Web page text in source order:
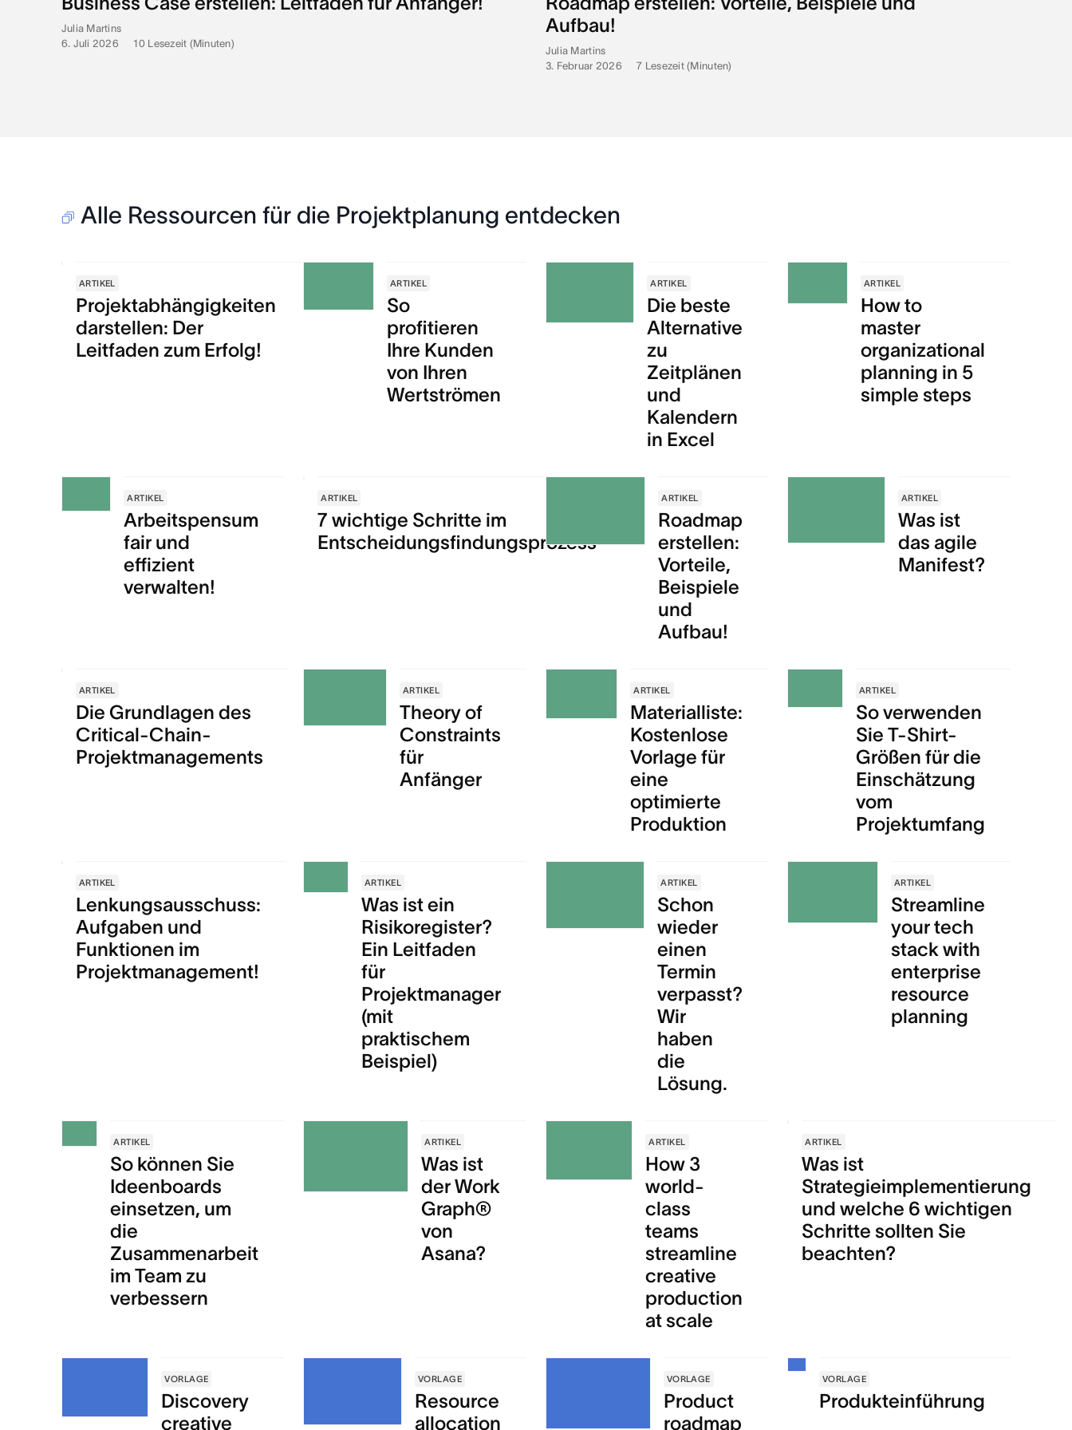
Julia Martins
6. Juli 2026
10 Lesezeit (Minuten)
Aufbau!
Julia Martins
3. Februar 2026
7 Lesezeit (Minuten)
Alle Ressourcen für die Projektplanung entdecken
ARTIKEL
Projektabhängigkeiten
darstellen: Der
Leitfaden zum Erfolg!
ARTIKEL
So
profitieren
Ihre Kunden
von Ihren
Wertströmen
ARTIKEL
Die beste
Alternative
zu
Zeitplänen
und
Kalendern
in Excel
ARTIKEL
How to
master
organizational
planning in 5
simple steps
ARTIKEL
Arbeitspensum
fair und
effizient
verwalten!
ARTIKEL
7 wichtige Schritte im
Entscheidungsfindungsprozess
ARTIKEL
Roadmap
erstellen:
Vorteile,
Beispiele
und
Aufbau!
ARTIKEL
Was ist
das agile
Manifest?
ARTIKEL
Die Grundlagen des
Critical-Chain-
Projektmanagements
ARTIKEL
Theory of
Constraints
für
Anfänger
ARTIKEL
Materialliste:
Kostenlose
Vorlage für
eine
optimierte
Produktion
ARTIKEL
So verwenden
Sie T-Shirt-
Größen für die
Einschätzung
vom
Projektumfang
ARTIKEL
Lenkungsausschuss:
Aufgaben und
Funktionen im
Projektmanagement!
ARTIKEL
Was ist ein
Risikoregister?
Ein Leitfaden
für
Projektmanager
(mit
praktischem
Beispiel)
ARTIKEL
Schon
wieder
einen
Termin
verpasst?
Wir
haben
die
Lösung.
ARTIKEL
Streamline
your tech
stack with
enterprise
resource
planning
ARTIKEL
So können Sie
Ideenboards
einsetzen, um
die
Zusammenarbeit
im Team zu
verbessern
ARTIKEL
Was ist
der Work
Graph®
von
Asana?
ARTIKEL
How 3
world-
class
teams
streamline
creative
production
at scale
ARTIKEL
Was ist
Strategieimplementierung
und welche 6 wichtigen
Schritte sollten Sie
beachten?
VORLAGE
Discovery
creative
VORLAGE
Resource
allocation
VORLAGE
Product
roadmap
VORLAGE
Produkteinführung